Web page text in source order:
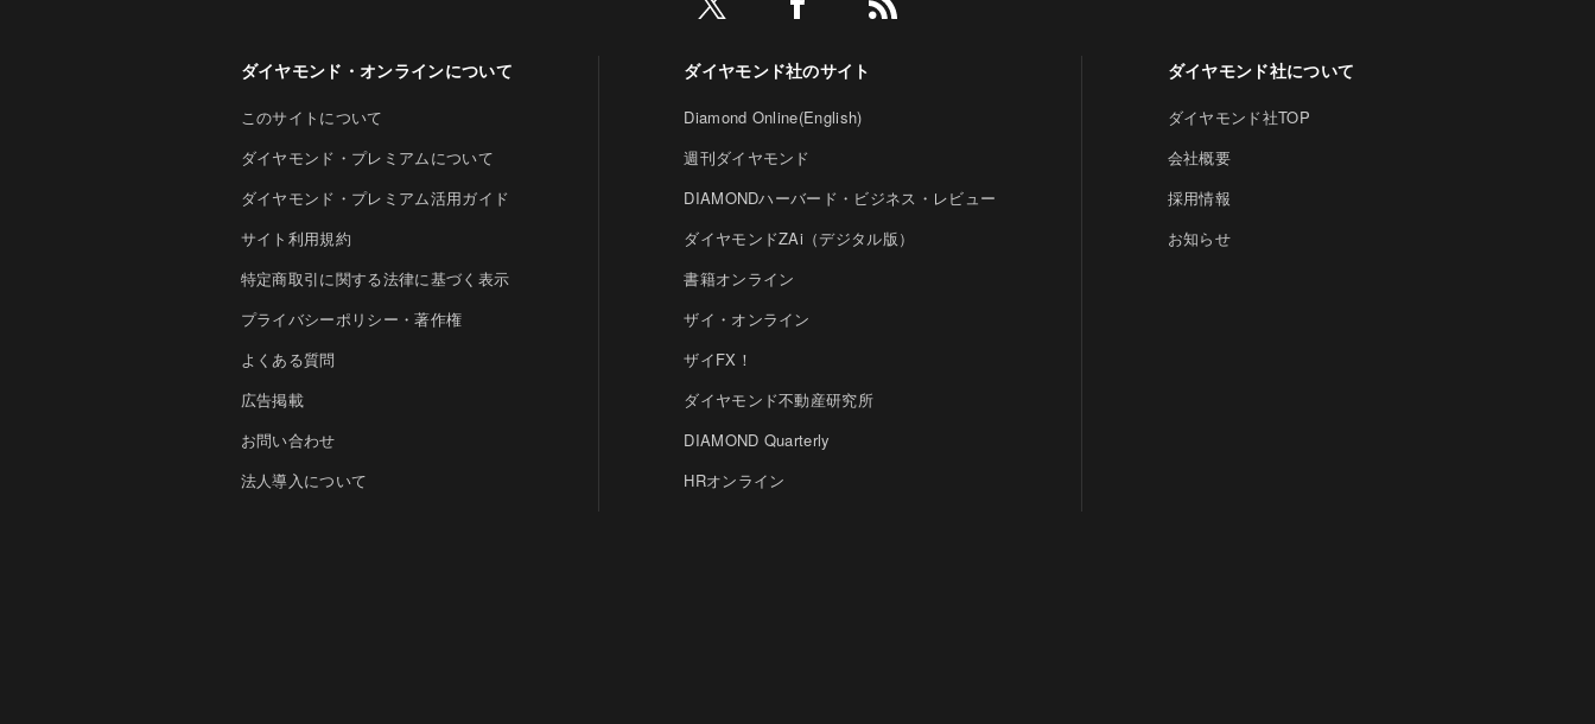
ダイヤモンド・オンラインについて
このサイトについて
ダイヤモンド・プレミアムについて
ダイヤモンド・プレミアム活用ガイド
サイト利用規約
特定商取引に関する法律に基づく表示
プライバシーポリシー・著作権
よくある質問
広告掲載
お問い合わせ
法人導入について
ダイヤモンド社のサイト
Diamond Online(English)
週刊ダイヤモンド
DIAMONDハーバード・ビジネス・レビュー
ダイヤモンドZAi（デジタル版）
書籍オンライン
ザイ・オンライン
ザイFX！
ダイヤモンド不動産研究所
DIAMOND Quarterly
HRオンライン
ダイヤモンド社について
ダイヤモンド社TOP
会社概要
採用情報
お知らせ